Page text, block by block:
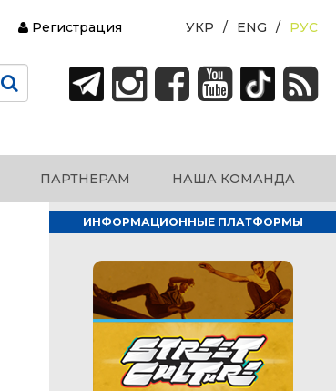
РУС
ENG
УКР
Регистрация
ПАРТНЕРАМ НАША КОМАНДА
ИНФОРМАЦИОННЫЕ ПЛАТФОРМЫ